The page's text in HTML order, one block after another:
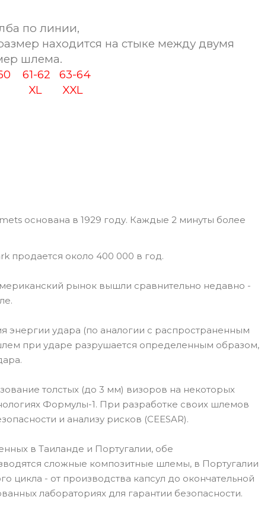
по линии,
находится на стыке между двумя
шлема.
61-62 63-64
XL XXL
основана в 1929 году. Каждые 2 минуты более
продается около 400 000 в год.
рынок вышли сравнительно недавно -
энергии удара (по аналогии с распространенным
при ударе разрушается определенным образом,
толстых (до 3 мм) визоров на некоторых
Формулы-1. При разработке своих шлемов
и анализу рисков (CEESAR).
в Таиланде и Португалии, обе
сложные композитные шлемы, в Португалии
- от производства капсул до окончательной
лабораториях для гарантии безопасности.